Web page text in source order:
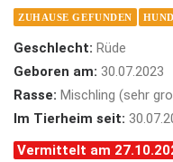
ZUHAUSE GEFUNDEN
Geschlecht: Rüde
Geboren am: 30.07.2023
Rasse: Mischling (sehr
Im Tierheim seit:
Vermittelt am